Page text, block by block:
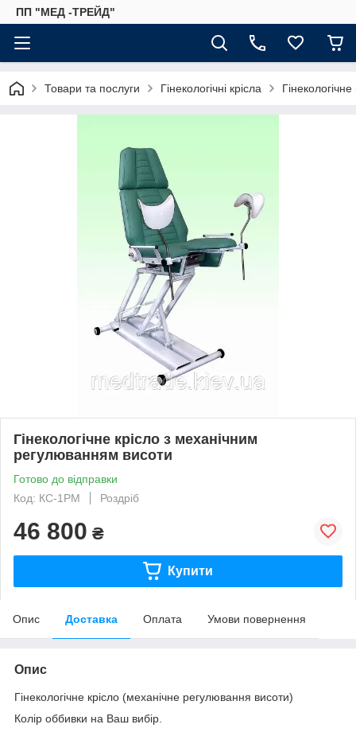
ПП "МЕД -ТРЕЙД"
Товари та послуги Гінекологічні крісла
Гінекологічне крісло з механічним
регулюванням висоти
Готово до відправки
Код: КС-1РМ
Роздріб
46 800 ₴
Купити
Опис Доставка Оплата Умови повернення
Опис
Гінекологічне крісло (механічне регулювання висоти)
Колір оббивки на Ваш вибір.